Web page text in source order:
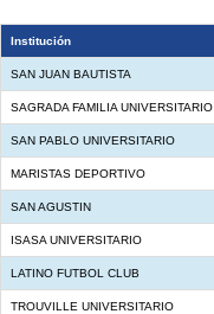
Institución
SAN JUAN BAUTISTA
SAGRADA FAMILIA UNIVERSITARIO
SAN PABLO UNIVERSITARIO
MARISTAS DEPORTIVO
SAN AGUSTIN
ISASA UNIVERSITARIO
LATINO FUTBOL CLUB
TROUVILLE UNIVERSITARIO